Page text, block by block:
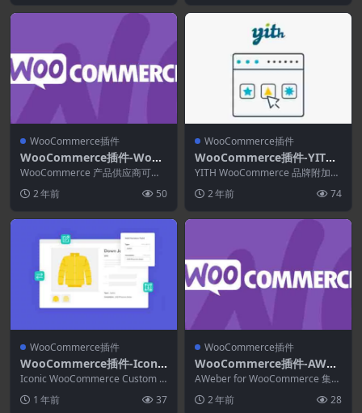
WooCommerce插件
WooCommerce插件-WooC
ommerce Product Vendor
s 2.3.5
WooCommerce 产品供应商可以
店...2 年前 50
WooCommerce插件
WooCommerce插件-YITH
WooCommerce Brands Ad
d-On Premium 2.21.0
YITH WooCommerce 品牌附加高
并保证...
2 年前 74
WooCommerce插件
WooCommerce插件-Iconic
WooCommerce Custom Fi
elds for Variations 1.8.1
Iconic WooCommerce Custom Fi
elds for Var...
1 年前 37
WooCommerce插件
WooCommerce插件-AWeb
er for WooCommerce 4.0.
2
AWeber for WooCommerce 集
成，用于让用户订阅您的时事通
讯、...2 年前 28